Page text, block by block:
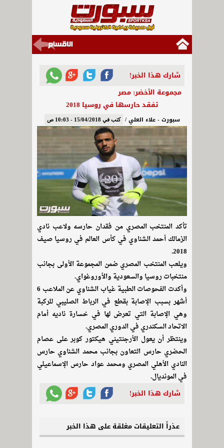
شارك هذا الخبر!
مجموعة الأخضر: مصر
تفقد حارسها في روسيا 2018
سبورت - علاء العلي / كتب في 15/04/2018 - 10:03 ص
تأكد المنتخب المصري من فقدان حارسه ولاعب نادي
الزمالك أحمد الشناوي في كأس العالم في روسيا صيف
2018.
ويلعب المنتخب المصري ضمن المجموعة الأولى بجانب
منتخبات روسيا والسعودية والأوروغواي.
وأكدت الفحوصات الطبية غياب الشناوي عن الملاعب 6
أشهر بسبب الإصابة بقطع في الرباط الصليبي للركبة
وهي الإصابة التي تعرض لها في خسارة ناديه أمام
الاتحاد السكندري في الدوري المصري.
وينتظر أن يعول الأرجنتيني هيكتور كوبر على عصام
الحضري حارس التعاون بجانب محمد الشناوي حارس
النادي الأهلي المصري ومحمد عواد حارس الإسماعيلي
في المونديال.
شارك هذا الخبر!
عذراً التعليقات مغلقة على هذا الخبر